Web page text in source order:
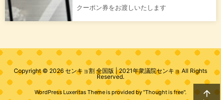
クーポン券をお渡しいたします
Copyright © 2026 センキョ割 全国版 | 2021年衆議院センキョAll Rights
Reserved.
WordPress Luxeritas Theme is provided by "Thought is free". 